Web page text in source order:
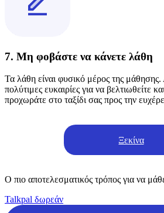
7. Μη φοβάστε να κάνετε λάθη
Τα λάθη είναι φυσικό μέρος της μάθησης.
πολύτιμες ευκαιρίες για να βελτιωθείτε
προχωράτε στο ταξίδι σας προς την
Ξεκίνα
Ο πιο αποτελεσματικός τρόπος για να
Talkpal δωρεάν